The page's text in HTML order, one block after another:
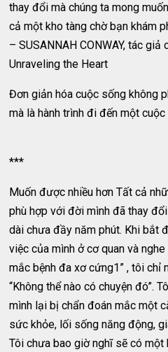
thay đổi mà chúng ta mong
cả một kho tàng chờ bạn khám
– SUSANNAH CONWAY, tác
Unraveling the Heart
Đơn giản hóa cuộc sống không
mà là hành trình đi đến một
***
Muốn được nhiều hơn Tất cả
phù hợp với đời mình đã thay
dài chưa đầy năm phút. Khi bắt
việc của mình ở cơ quan và
mắc bệnh đa xơ cứng1” , tôi chỉ
“Không thể nào có chuyện đó”.
mình lại bị chẩn đoán mắc một
sức khỏe, lối sống năng động,
Tôi chưa bao giờ nghĩ sẽ có một